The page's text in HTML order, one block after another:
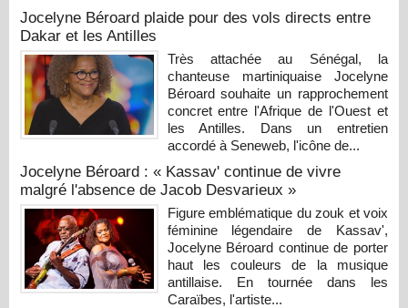
Jocelyne Béroard plaide pour des vols directs entre
Dakar et les Antilles
Très attachée au Sénégal, la
chanteuse martiniquaise Jocelyne
Béroard souhaite un rapprochement
concret entre l'Afrique de l'Ouest et
les Antilles. Dans un entretien
accordé à Seneweb, l'icône de...
Jocelyne Béroard : « Kassav' continue de vivre
malgré l'absence de Jacob Desvarieux »
Figure emblématique du zouk et voix
féminine légendaire de Kassav',
Jocelyne Béroard continue de porter
haut les couleurs de la musique
antillaise. En tournée dans les
Caraïbes, l'artiste...